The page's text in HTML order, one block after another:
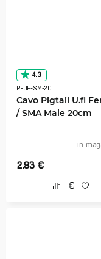
4.3
P-UF-SM-20
Cavo Pigtail U.fl
/ SMA Male 20cm
in
2.93 €